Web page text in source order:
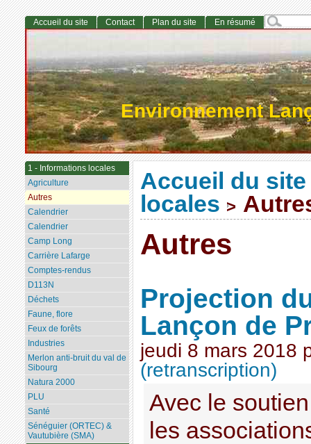
Environnement
Accueil du site
locales >
Autres
Projection
Lançon de
jeudi 8 mars 2018
(retranscription)
Avec le
les
Accueil du site Contact Plan du site En résumé
1 - Informations locales
Agriculture
Autres
Calendrier
Calendrier
Camp Long
Carrière Lafarge
Comptes-rendus
D113N
Déchets
Faune, flore
Feux de forêts
Industries
Merlon anti-bruit du val de
Sibourg
Natura 2000
PLU
Santé
Sénéguier (ORTEC) &
Vautubière (SMA)